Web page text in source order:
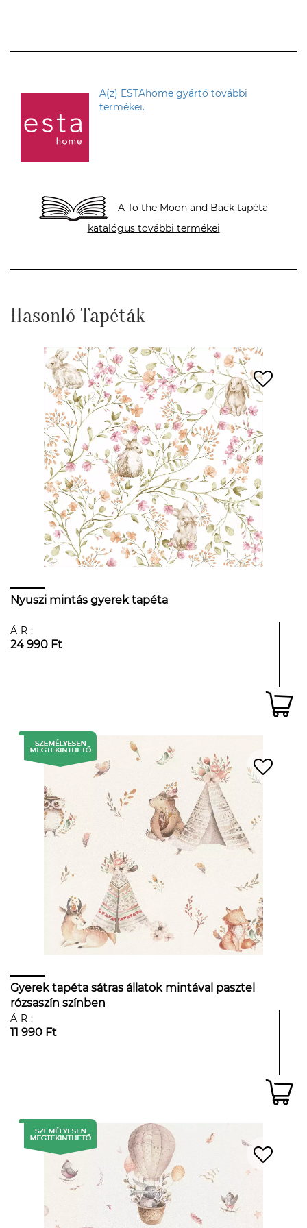
A(z) ESTAhome gyártó további
termékei.
A To the Moon and Back tapéta
katalógus további termékei
Hasonló Tapéták
Nyuszi mintás gyerek tapéta
ÁR:
24 990 Ft
Gyerek tapéta sátras állatok mintával pasztel
rózsaszín színben
ÁR:
11 990 Ft